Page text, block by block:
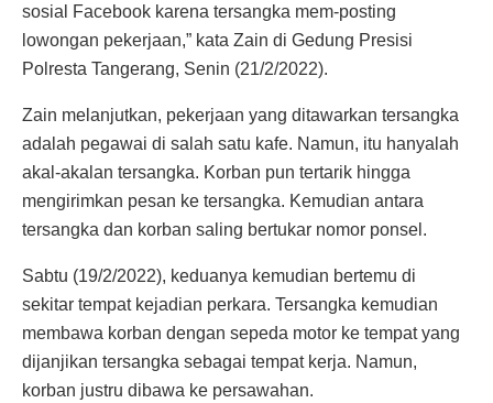
sosial Facebook karena tersangka mem-posting
lowongan pekerjaan,” kata Zain di Gedung Presisi
Polresta Tangerang, Senin (21/2/2022).
Zain melanjutkan, pekerjaan yang ditawarkan tersangka
adalah pegawai di salah satu kafe. Namun, itu hanyalah
akal-akalan tersangka. Korban pun tertarik hingga
mengirimkan pesan ke tersangka. Kemudian antara
tersangka dan korban saling bertukar nomor ponsel.
Sabtu (19/2/2022), keduanya kemudian bertemu di
sekitar tempat kejadian perkara. Tersangka kemudian
membawa korban dengan sepeda motor ke tempat yang
dijanjikan tersangka sebagai tempat kerja. Namun,
korban justru dibawa ke persawahan.